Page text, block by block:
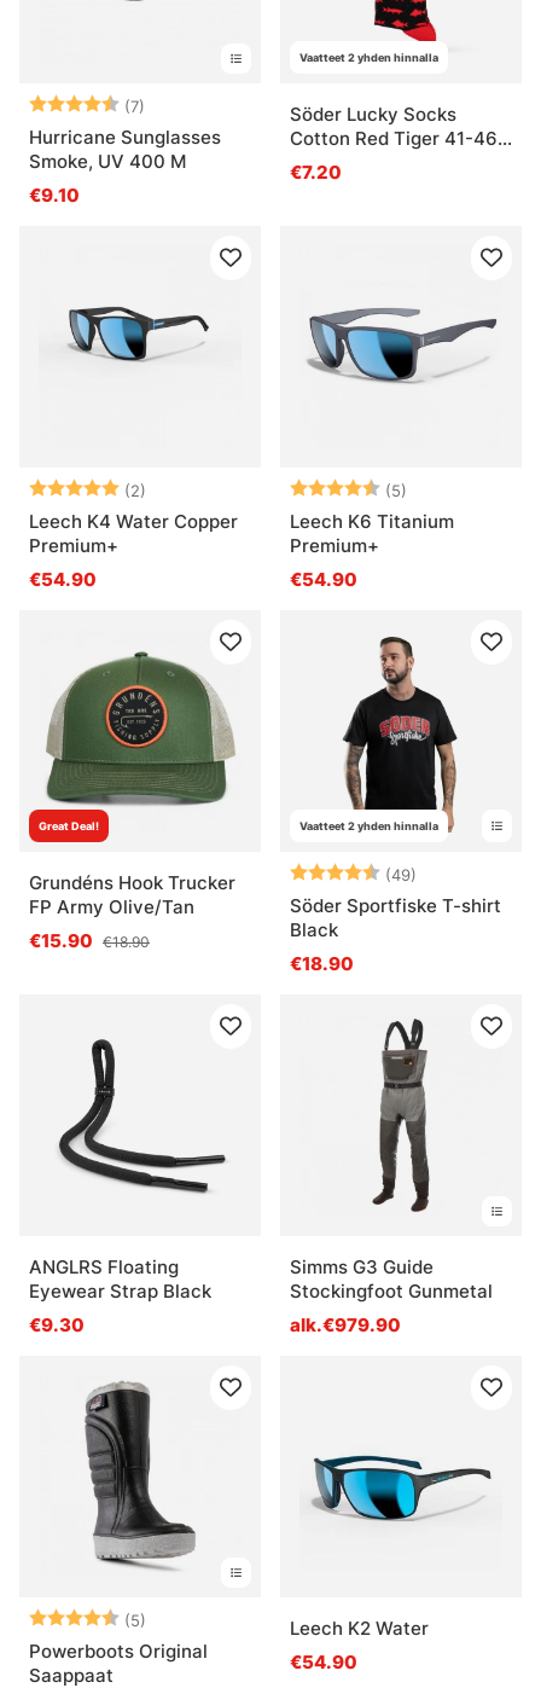
Arvio: (7)
4.7 5:sta tähdestä
Hurricane Sunglasses
Smoke, UV 400 M
€9.10
Vaatteet 2 yhden hinnalla
Söder Lucky Socks
Cotton Red Tiger 41-46
1-pack
€7.20
Arvio: (2)
5.0 5:sta tähdestä
Leech K4 Water Copper
Premium+
€54.90
Arvio: (5)
Leech K6 Titanium
Premium+
€54.90
Great Deal!
Grundéns Hook Trucker
FP Army Olive/Tan
€15.90 €18.90
Vaatteet 2 yhden hinnalla
Arvio: (49)
Söder Sportfiske T-shirt
Black
€18.90
ANGLRS Floating
Eyewear Strap Black
€9.30
Simms G3 Guide
Stockingfoot Gunmetal
alk.€979.90
Arvio: (5)
4.2 5:sta tähdestä
Powerboots Original
Saappaat
Leech K2 Water
€54.90